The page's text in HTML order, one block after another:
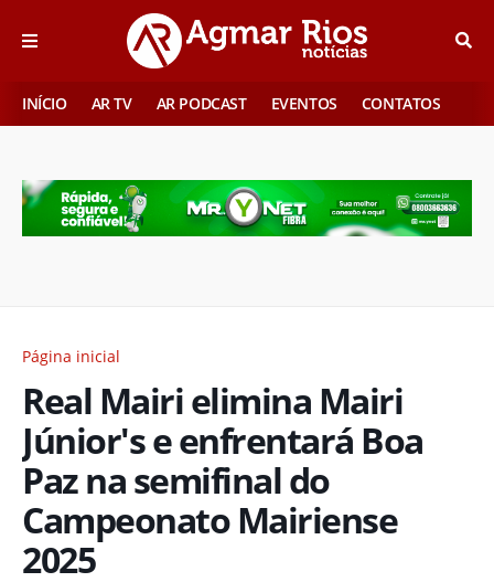
INÍCIO AR TV AR PODCAST EVENTOS CONTATOS
Página inicial
Real Mairi elimina Mairi
Júnior's e enfrentará Boa
Paz na semifinal do
Campeonato Mairiense
2025